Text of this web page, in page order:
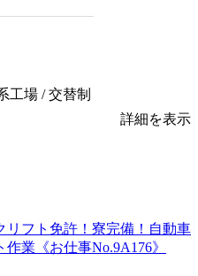
工場 / 交替制
詳細を表示